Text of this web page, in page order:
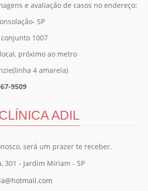
e avaliação de casos no endereço:
SP
1007
próximo ao metro
4 amarela)
9509
ADIL
será um prazer te receber.
301 - Jardim Miriam - SP